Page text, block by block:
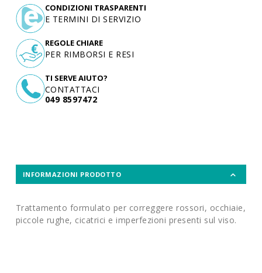
TI SERVE AIUTO?
CONTATTACI
049 8597472
CONDIZIONI TRASPARENTI
E TERMINI DI SERVIZIO
REGOLE CHIARE
PER RIMBORSI E RESI
INFORMAZIONI PRODOTTO
Trattamento formulato per correggere rossori, occhiaie,
piccole rughe, cicatrici e imperfezioni presenti sul viso.